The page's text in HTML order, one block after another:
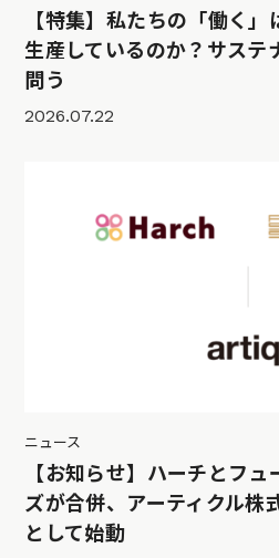
【特集】私たちの「働く
生産しているのか？サステ
問う
2026.07.22
ニュース
【お知らせ】ハーチとフ
ズが合併、アーティクル株
として始動